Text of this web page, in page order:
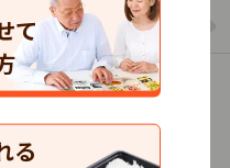
て
る
覧を見る
詳細